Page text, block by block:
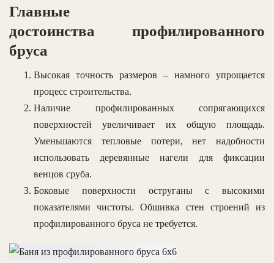
Главные
достоинства профилированного
бруса
Высокая точность размеров – намного упрощается
процесс строительства.
Наличие профилированных сопрягающихся
поверхностей увеличивает их общую площадь.
Уменьшаются тепловые потери, нет надобности
использовать деревянные нагели для фиксации
венцов сруба.
Боковые поверхности оструганы с высокими
показателями чистоты. Обшивка стен строений из
профилированного бруса не требуется.